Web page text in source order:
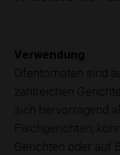
Verwendung
Ofentomaten sind
zahlreichen
sich hervorragend
Fischgerichten,
Gerichten oder auf